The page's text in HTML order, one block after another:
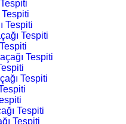
Tespiti
Tespiti
Tespiti
Tespiti
Tespiti
Tespiti